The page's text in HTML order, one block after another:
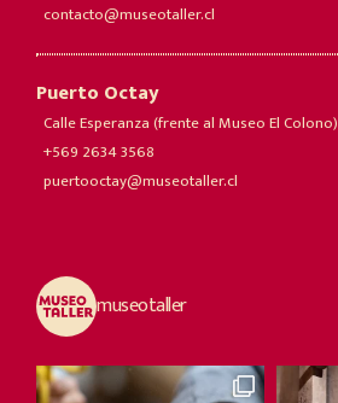
contacto@museotaller.cl
Puerto Octay
Calle Esperanza (frente al Museo El Colono)
+569 2634 3568
puertooctay@museotaller.cl
museotaller